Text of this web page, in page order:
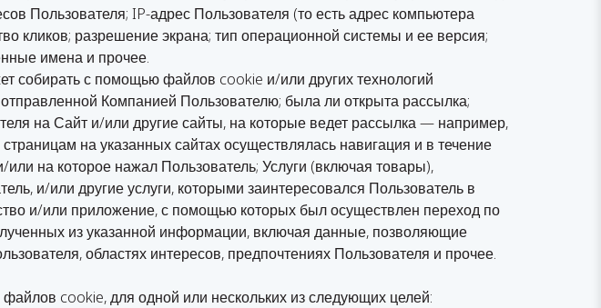
Пользователя; IP-адрес Пользователя (то есть адрес компьютера
кликов; разрешение экрана; тип операционной системы и ее версия;
имена и прочее.
собирать с помощью файлов cookie и/или других технологий
Компанией Пользователю; была ли открыта рассылка;
на Сайт и/или другие сайты, на которые ведет рассылка — например,
на указанных сайтах осуществлялась навигация и в течение
на которое нажал Пользователь; Услуги (включая товары),
и/или другие услуги, которыми заинтересовался Пользователь в
и/или приложение, с помощью которых был осуществлен переход по
из указанной информации, включая данные, позволяющие
областях интересов, предпочтениях Пользователя и прочее.
cookie, для одной или нескольких из следующих целей: